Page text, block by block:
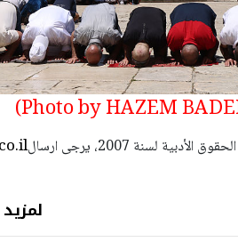
استعمال المضامين بموجب بند 27 أ لقانون الحقوق الأدبية لسنة 2007، يرجى ارسال